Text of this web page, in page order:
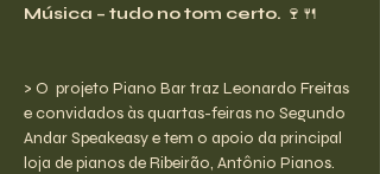
Música – tudo no tom certo. 🍷🍴
> O  projeto Piano Bar traz Leonardo Freitas
e convidados às quartas-feiras no Segundo
Andar Speakeasy e tem o apoio da principal
loja de pianos de Ribeirão, Antônio Pianos.